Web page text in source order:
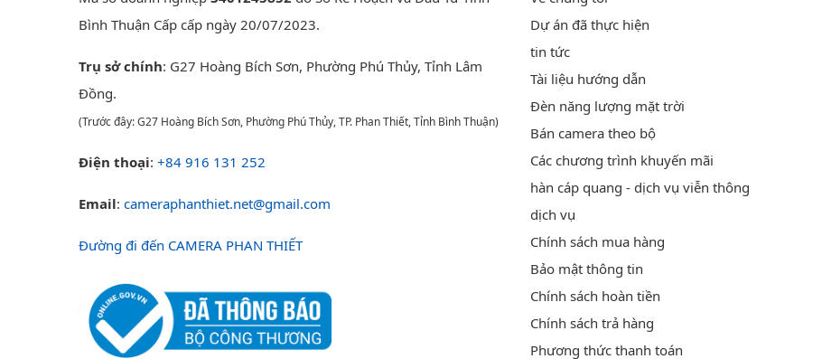
Bình Thuận Cấp cấp ngày 20/07/2023.
Trụ sở chính: G27 Hoàng Bích Sơn, Phường Phú Thủy, Tỉnh Lâm
Đồng.
(Trước đây: G27 Hoàng Bích Sơn, Phường Phú Thủy, TP. Phan Thiết, Tỉnh Bình Thuận)
Điện thoại: +84 916 131 252
Email: cameraphanthiet.net@gmail.com
Đường đi đến CAMERA PHAN THIẾT
Dự án đã thực hiện
tin tức
Tài liệu hướng dẫn
Đèn năng lượng mặt trời
Bán camera theo bộ
Các chương trình khuyến mãi
hàn cáp quang - dịch vụ viễn thông
dịch vụ
Chính sách mua hàng
Bảo mật thông tin
Chính sách hoàn tiền
Chính sách trả hàng
Phương thức thanh toán